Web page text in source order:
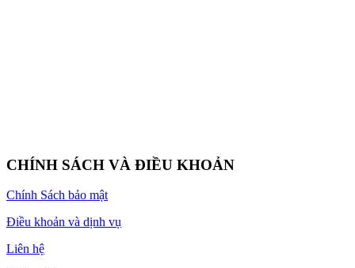
CHÍNH SÁCH VÀ ĐIỀU KHOẢN
Chính Sách bảo mật
Điều khoản và dịnh vụ
Liên hệ